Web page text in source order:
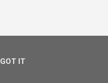
GOT IT